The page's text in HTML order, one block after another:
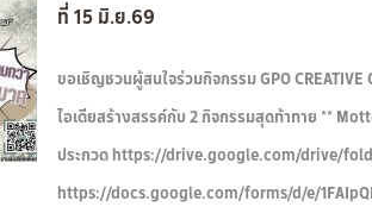
ที่ 15 มิ.ย.69
ขอเชิญชวนผู้สนใจร่วมกิจกรรม GPO
ไอเดียสร้างสรรค์กับ 2 กิจกรรมสุดท้าทาย **
ประกวด https://drive.google.com/drive/
https://docs.google.com/forms/d/e/